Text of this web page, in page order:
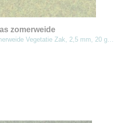
zomerweide
Vegetatie Zak, 2,5 mm, 20 g…